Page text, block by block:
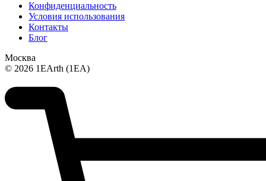
Конфиденциальность
Условия использования
Контакты
Блог
Москва
© 2026 1EArth (1EA)